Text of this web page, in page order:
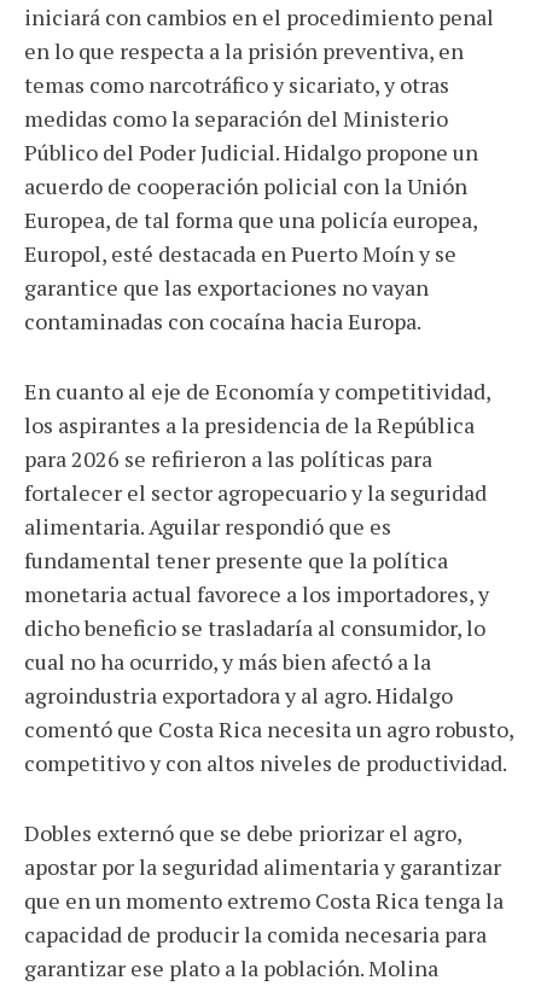
iniciará con cambios en el procedimiento penal
en lo que respecta a la prisión preventiva, en
temas como narcotráfico y sicariato, y otras
medidas como la separación del Ministerio
Público del Poder Judicial. Hidalgo propone un
acuerdo de cooperación policial con la Unión
Europea, de tal forma que una policía europea,
Europol, esté destacada en Puerto Moín y se
garantice que las exportaciones no vayan
contaminadas con cocaína hacia Europa.
En cuanto al eje de Economía y competitividad,
los aspirantes a la presidencia de la República
para 2026 se refirieron a las políticas para
fortalecer el sector agropecuario y la seguridad
alimentaria. Aguilar respondió que es
fundamental tener presente que la política
monetaria actual favorece a los importadores, y
dicho beneficio se trasladaría al consumidor, lo
cual no ha ocurrido, y más bien afectó a la
agroindustria exportadora y al agro. Hidalgo
comentó que Costa Rica necesita un agro robusto,
competitivo y con altos niveles de productividad.
Dobles externó que se debe priorizar el agro,
apostar por la seguridad alimentaria y garantizar
que en un momento extremo Costa Rica tenga la
capacidad de producir la comida necesaria para
garantizar ese plato a la población. Molina